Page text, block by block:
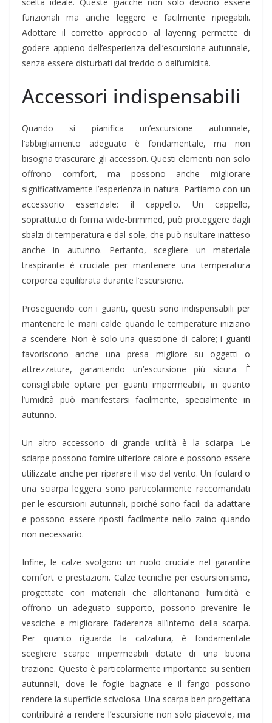
funzionali ma anche leggere e facilmente ripiegabili.
Adottare il corretto approccio al layering permette di
godere appieno dell’esperienza dell’escursione autunnale,
senza essere disturbati dal freddo o dall’umidità.
Accessori indispensabili
Quando si pianifica un’escursione autunnale,
l’abbigliamento adeguato è fondamentale, ma non
bisogna trascurare gli accessori. Questi elementi non solo
offrono comfort, ma possono anche migliorare
significativamente l’esperienza in natura. Partiamo con un
accessorio essenziale: il cappello. Un cappello,
soprattutto di forma wide-brimmed, può proteggere dagli
sbalzi di temperatura e dal sole, che può risultare inatteso
anche in autunno. Pertanto, scegliere un materiale
traspirante è cruciale per mantenere una temperatura
corporea equilibrata durante l’escursione.
Proseguendo con i guanti, questi sono indispensabili per
mantenere le mani calde quando le temperature iniziano
a scendere. Non è solo una questione di calore; i guanti
favoriscono anche una presa migliore su oggetti o
attrezzature, garantendo un’escursione più sicura. È
consigliabile optare per guanti impermeabili, in quanto
l’umidità può manifestarsi facilmente, specialmente in
autunno.
Un altro accessorio di grande utilità è la sciarpa. Le
sciarpe possono fornire ulteriore calore e possono essere
utilizzate anche per riparare il viso dal vento. Un foulard o
una sciarpa leggera sono particolarmente raccomandati
per le escursioni autunnali, poiché sono facili da adattare
e possono essere riposti facilmente nello zaino quando
non necessario.
Infine, le calze svolgono un ruolo cruciale nel garantire
comfort e prestazioni. Calze tecniche per escursionismo,
progettate con materiali che allontanano l’umidità e
offrono un adeguato supporto, possono prevenire le
vesciche e migliorare l’aderenza all’interno della scarpa.
Per quanto riguarda la calzatura, è fondamentale
scegliere scarpe impermeabili dotate di una buona
trazione. Questo è particolarmente importante su sentieri
autunnali, dove le foglie bagnate e il fango possono
rendere la superficie scivolosa. Una scarpa ben progettata
contribuirà a rendere l’escursione non solo piacevole, ma